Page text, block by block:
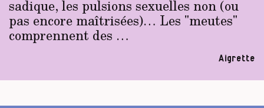
sadique, les pulsions sexuelles non (ou
pas encore maîtrisées)… Les "meutes"
comprennent des …
Aigrette